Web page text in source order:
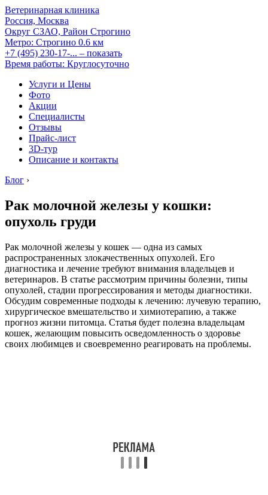
Ветеринарная клиника
Россия, Москва
Округ СЗАО, Район Строгино
Метро: Строгино 0.6 км
+7 (495) 230-17-... – показать
Время работы: Круглосуточно
Услуги и Цены
Фото
Акции
Специалисты
Отзывы
Прайс-лист
3D-тур
Описание и контакты
Блог ›
Рак молочной железы у кошки:
опухоль груди
Рак молочной железы у кошек — одна из самых
распространенных злокачественных опухолей. Его
диагностика и лечение требуют внимания владельцев и
ветеринаров. В статье рассмотрим причины болезни, типы
опухолей, стадии прогрессирования и методы диагностики.
Обсудим современные подходы к лечению: лучевую терапию,
хирургическое вмешательство и химиотерапию, а также
прогноз жизни питомца. Статья будет полезна владельцам
кошек, желающим повысить осведомленность о здоровье
своих любимцев и своевременно реагировать на проблемы.